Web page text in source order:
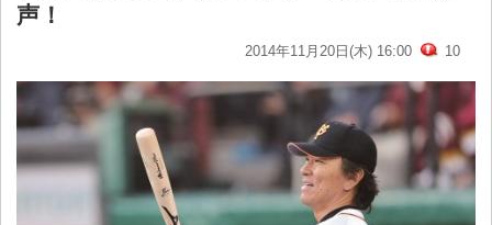
声！
2014年11月20日(木) 16:00 10